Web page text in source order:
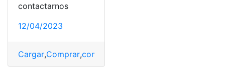
contactarnos
12/04/2023
Cargar,Comprar,compras en línea